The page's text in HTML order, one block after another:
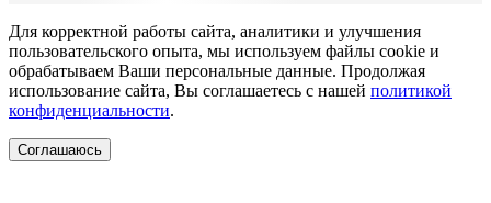
Для корректной работы сайта, аналитики и улучшения
пользовательского опыта, мы используем файлы cookie и
обрабатываем Ваши персональные данные. Продолжая
использование сайта, Вы соглашаетесь с нашей политикой
конфиденциальности.
Соглашаюсь